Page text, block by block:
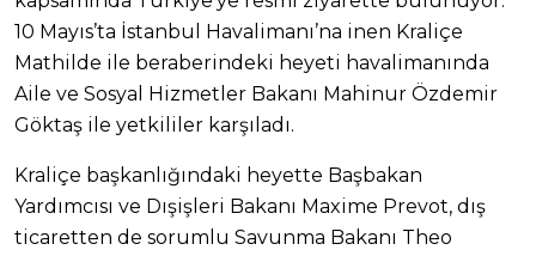
10 Mayıs’ta İstanbul Havalimanı’na inen Kraliçe
Mathilde ile beraberindeki heyeti havalimanında
Aile ve Sosyal Hizmetler Bakanı Mahinur Özdemir
Göktaş ile yetkililer karşıladı.
Kraliçe başkanlığındaki heyette Başbakan
Yardımcısı ve Dışişleri Bakanı Maxime Prevot, dış
ticaretten de sorumlu Savunma Bakanı Theo